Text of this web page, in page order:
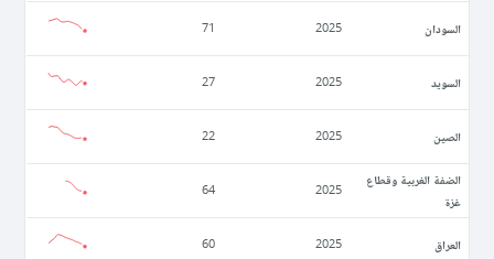
السودان 2025
71
السويد 2025
27
الصين 2025
22
الضفة الغربية وقطاع
غزة
2025
64
العراق 2025
60